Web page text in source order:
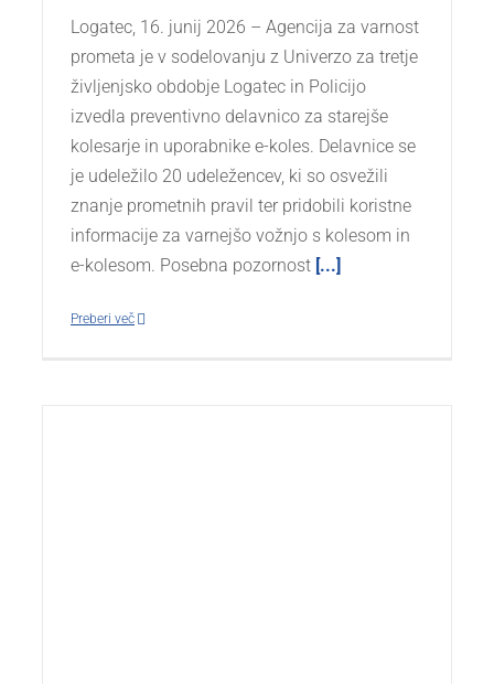
Logatec, 16. junij 2026 – Agencija za varnost
prometa je v sodelovanju z Univerzo za tretje
življenjsko obdobje Logatec in Policijo
izvedla preventivno delavnico za starejše
kolesarje in uporabnike e-koles. Delavnice se
je udeležilo 20 udeležencev, ki so osvežili
znanje prometnih pravil ter pridobili koristne
informacije za varnejšo vožnjo s kolesom in
e-kolesom. Posebna pozornost [...]
Preberi več